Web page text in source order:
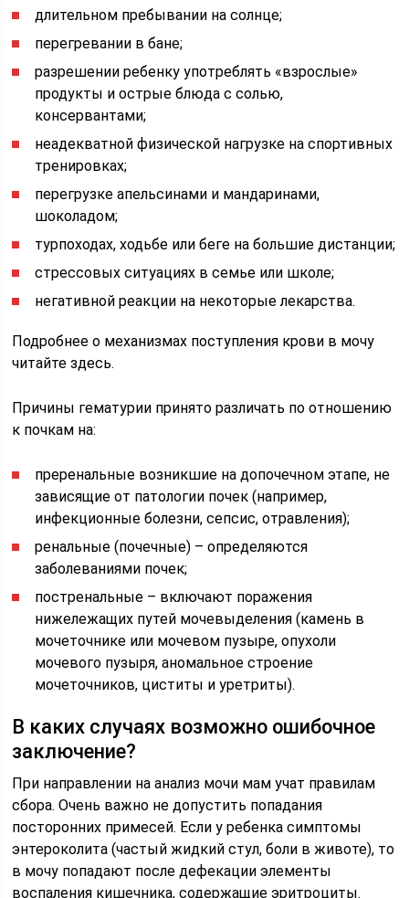
длительном пребывании на солнце;
перегревании в бане;
разрешении ребенку употреблять «взрослые»
продукты и острые блюда с солью,
консервантами;
неадекватной физической нагрузке на спортивных
тренировках;
перегрузке апельсинами и мандаринами,
шоколадом;
турпоходах, ходьбе или беге на большие дистанции;
стрессовых ситуациях в семье или школе;
негативной реакции на некоторые лекарства.
Подробнее о механизмах поступления крови в мочу
читайте здесь.
Причины гематурии принято различать по отношению
к почкам на:
преренальные возникшие на допочечном этапе, не
зависящие от патологии почек (например,
инфекционные болезни, сепсис, отравления);
ренальные (почечные) – определяются
заболеваниями почек;
постренальные – включают поражения
нижележащих путей мочевыделения (камень в
мочеточнике или мочевом пузыре, опухоли
мочевого пузыря, аномальное строение
мочеточников, циститы и уретриты).
В каких случаях возможно ошибочное
заключение?
При направлении на анализ мочи мам учат правилам
сбора. Очень важно не допустить попадания
посторонних примесей. Если у ребенка симптомы
энтероколита (частый жидкий стул, боли в животе), то
в мочу попадают после дефекации элементы
воспаления кишечника, содержащие эритроциты.